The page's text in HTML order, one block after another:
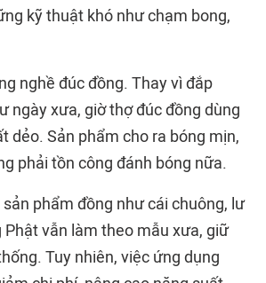
kỹ thuật khó như chạm bong,
nghề đúc đồng. Thay vì đắp
ngày xưa, giờ thợ đúc đồng dùng
dẻo. Sản phẩm cho ra bóng mịn,
phải tồn công đánh bóng nữa.
phẩm đồng như cái chuông, lư
vẫn làm theo mẫu xưa, giữ
Tuy nhiên, việc ứng dụng